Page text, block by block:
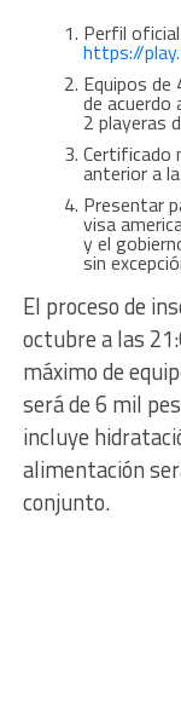
Perfil
https://
Equipos
de acuerdo
2 playeras
Certificado
anterior a
Presentar
visa
y el
sin
El proceso de
octubre a las
máximo de
será de 6 mil
incluye
alimentación
conjunto.